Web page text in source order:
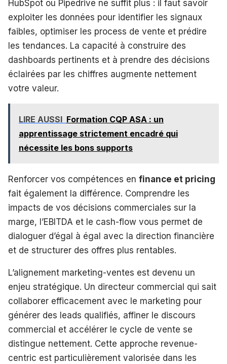
HubSpot ou Pipedrive ne suffit plus : il faut savoir
exploiter les données pour identifier les signaux
faibles, optimiser les process de vente et prédire
les tendances. La capacité à construire des
dashboards pertinents et à prendre des décisions
éclairées par les chiffres augmente nettement
votre valeur.
LIRE AUSSI Formation CQP ASA : un
apprentissage strictement encadré qui
nécessite les bons supports
Renforcer vos compétences en finance et pricing
fait également la différence. Comprendre les
impacts de vos décisions commerciales sur la
marge, l’EBITDA et le cash-flow vous permet de
dialoguer d’égal à égal avec la direction financière
et de structurer des offres plus rentables.
L’alignement marketing-ventes est devenu un
enjeu stratégique. Un directeur commercial qui sait
collaborer efficacement avec le marketing pour
générer des leads qualifiés, affiner le discours
commercial et accélérer le cycle de vente se
distingue nettement. Cette approche revenue-
centric est particulièrement valorisée dans les